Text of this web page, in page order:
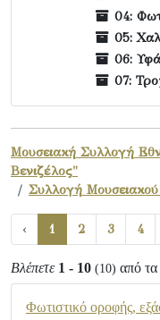
04:
05:
06:
07:
Μουσειακή Συλλογή
Βενιζέλος"
Συλλογή Μουσειακού
‹ 1 2 3 4
Βλέπετε 1 - 10 (10) από τα
Φωτιστικό οροφής,